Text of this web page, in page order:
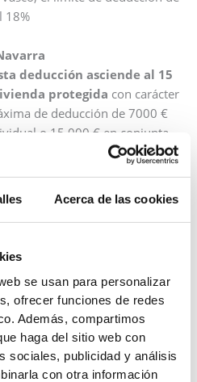
Acerca de las cookies
se usan para personalizar
ofrecer funciones de redes
Además, compartimos
haga del sitio web con
sociales, publicidad y análisis
con otra información
18%
deducción asciende al 15
protegida con carácter
de deducción de 7000 €
o 15.000 € en conjunta.
tu hipoteca en la renta siempre
30 000€ si es conjunta
la inversión en hipoteca si: